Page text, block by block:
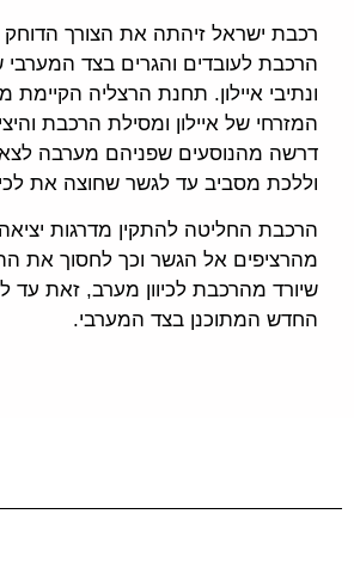
רכבת ישראל זיהתה את הצורך
הרכבת לעובדים והגרים בצד
ונתיבי איילון. תחנת הרצליה
המזרחי של איילון ומסילת הרכבת
דרשה מהנוסעים שפניהם מערבה
וללכת מסביב עד לגשר שחוצה את
הרכבת החליטה להתקין מדרגות יציאה
מהרציפים אל הגשר וכך לחסוך את
שיורד מהרכבת לכיוון מערב, זאת עד
החדש המתוכנן בצד המערבי.